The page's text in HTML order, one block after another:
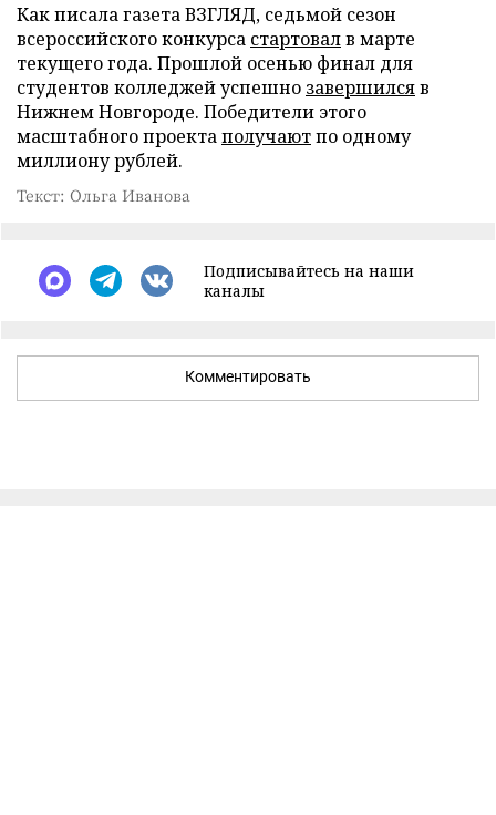
Как писала газета ВЗГЛЯД, седьмой сезон
всероссийского конкурса стартовалв марте
текущего года. Прошлой осенью финал для
студентов колледжей успешно завершилсяв
Нижнем Новгороде. Победители этого
масштабного проектаполучаютпо одному
миллиону рублей.
Текст: Ольга Иванова
Подписывайтесь на наши
каналы
Комментировать